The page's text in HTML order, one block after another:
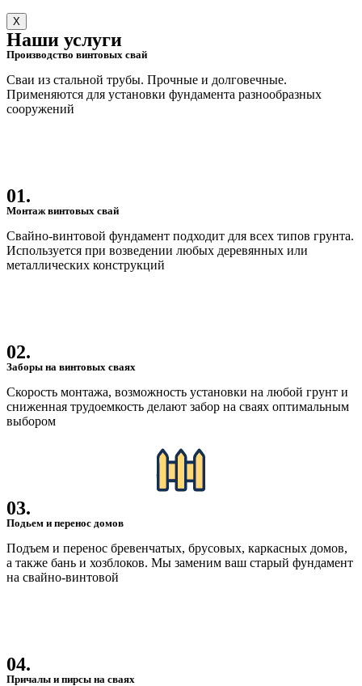
X
Наши услуги
Производство винтовых свай
Сваи из стальной трубы. Прочные и долговечные.
Применяются для установки фундамента разнообразных
сооружений
01.
Монтаж винтовых свай
Свайно-винтовой фундамент подходит для всех типов грунта.
Используется при возведении любых деревянных или
металлических конструкций
02.
Заборы на винтовых сваях
Скорость монтажа, возможность установки на любой грунт и
сниженная трудоемкость делают забор на сваях оптимальным
выбором
03.
Подьем и перенос домов
Подъем и перенос бревенчатых, брусовых, каркасных домов,
а также бань и хозблоков. Мы заменим ваш старый фундамент
на свайно-винтовой
04.
Причалы и пирсы на сваях